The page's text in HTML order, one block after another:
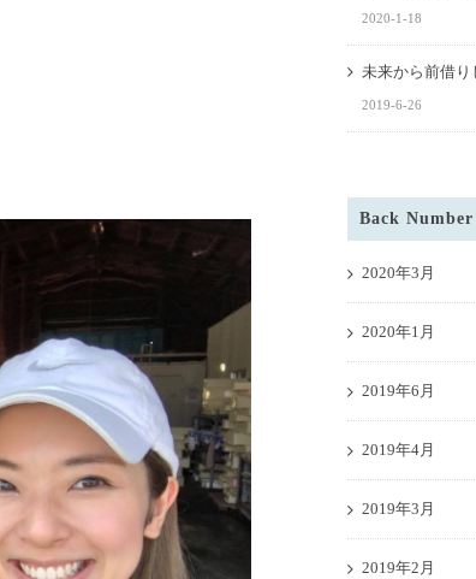
2020-1-18
未来から前借り
2019-6-26
Back
2020年3月
2020年1月
2019年6月
2019年4月
2019年3月
2019年2月